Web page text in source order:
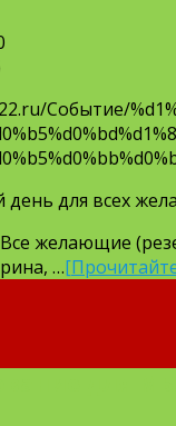
Событие/
день для всех
Все желающие
…